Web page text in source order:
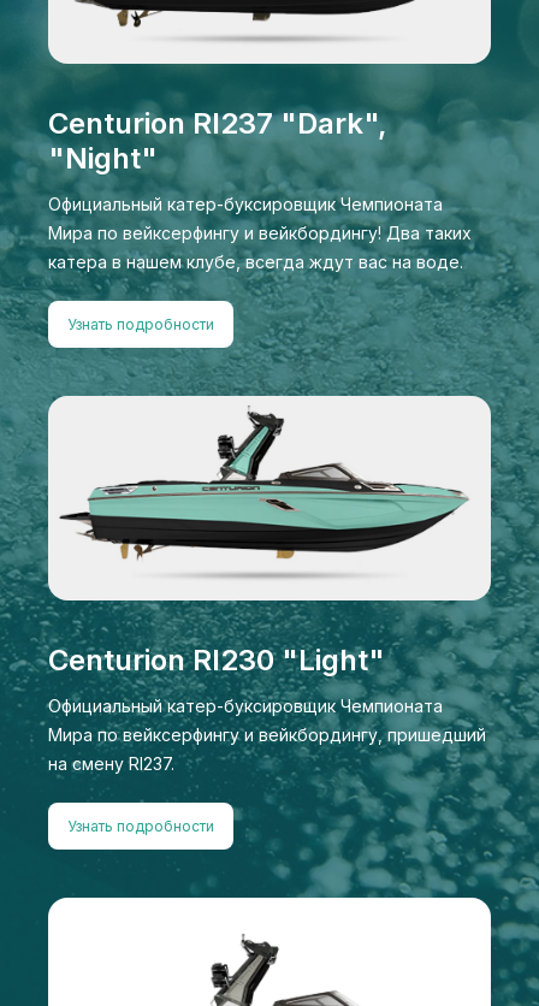
Centurion RI237 "Dark",
"Night"
Официальный катер-буксировщик Чемпионата
Мира по вейксерфингу и вейкбордингу! Два таких
катера в нашем клубе, всегда ждут вас на воде.
Узнать подробности
Centurion RI230 "Light"
Официальный катер-буксировщик Чемпионата
Мира по вейксерфингу и вейкбордингу, пришедший
на смену RI237.
Узнать подробности